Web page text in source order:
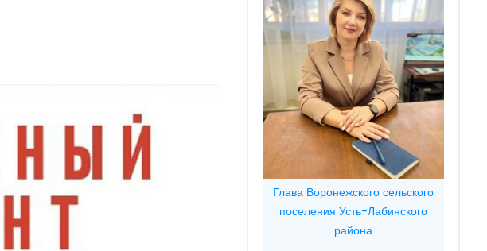
Глава Воронежского сельского
поселения Усть-Лабинского
района